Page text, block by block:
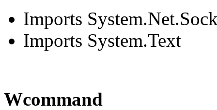
Imports
Imports System.Text
Wcommand